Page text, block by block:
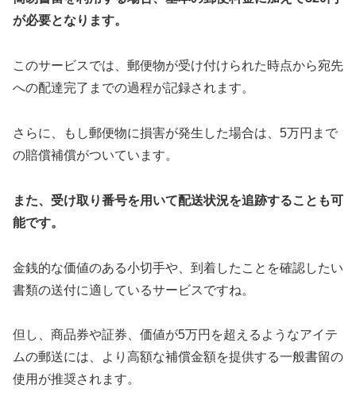
が必要となります。
このサービスでは、郵便物が受け付けられた時点から宛先
への配達完了までの過程が記録されます。
さらに、もし郵便物に損害が発生した場合は、5万円まで
の賠償補償がついています。
また、受け取り番号を用いて配送状況を追跡することも可
能です。
金銭的な価値のある小切手や、到着したことを確認したい
書類の送付に適しているサービスですね。
但し、商品券や証券、価値が5万円を超えるようなアイテ
ムの郵送には、より高額な補償金額を提供する一般書留の
使用が推奨されます。